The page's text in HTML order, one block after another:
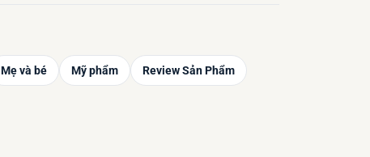
Mẹ và bé Mỹ phẩm Review Sản Phẩm